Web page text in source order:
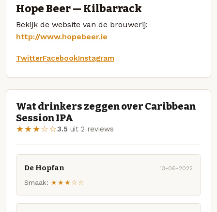
Hope Beer — Kilbarrack
Bekijk de website van de brouwerij:
http://www.hopebeer.ie
TwitterFacebookInstagram
Wat drinkers zeggen over Caribbean
Session IPA
★★★☆☆3.5 uit 2 reviews
De Hopfan 13-06-2022
Smaak: ★★★☆☆